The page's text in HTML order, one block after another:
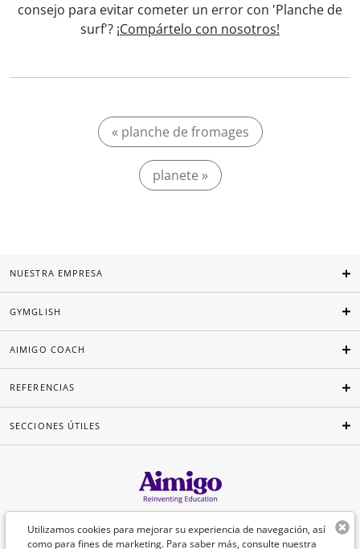
consejo para evitar cometer un error con 'Planche de
surf'? ¡Compártelo con nosotros!
« planche de fromages
planete »
Utilizamos cookies para mejorar su experiencia de navegación, así
como para fines de marketing. Para saber más, consulte nuestra
NUESTRA EMPRESA
GYMGLISH
AIMIGO COACH
REFERENCIAS
SECCIONES ÚTILES
Español